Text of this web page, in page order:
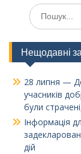
Шукати:
Нещодавні
28 липня —
учасників
були
Інформація
дій